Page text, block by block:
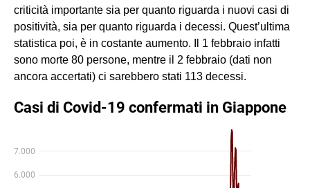
criticità importante sia per quanto riguarda i nuovi casi di
positività, sia per quanto riguarda i decessi. Quest’ultima
statistica poi, è in costante aumento. Il 1 febbraio infatti
sono morte 80 persone, mentre il 2 febbraio (dati non
ancora accertati) ci sarebbero stati 113 decessi.